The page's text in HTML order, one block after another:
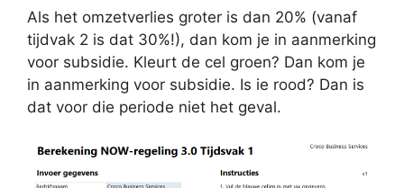
Als het omzetverlies groter is dan 20% (vanaf
tijdvak 2 is dat 30%!), dan kom je in aanmerking
voor subsidie. Kleurt de cel groen? Dan kom je
in aanmerking voor subsidie. Is ie rood? Dan is
dat voor die periode niet het geval.